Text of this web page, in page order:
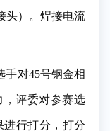
头）。焊接电流
手对45号钢金相
，评委对参赛选
行打分，打分